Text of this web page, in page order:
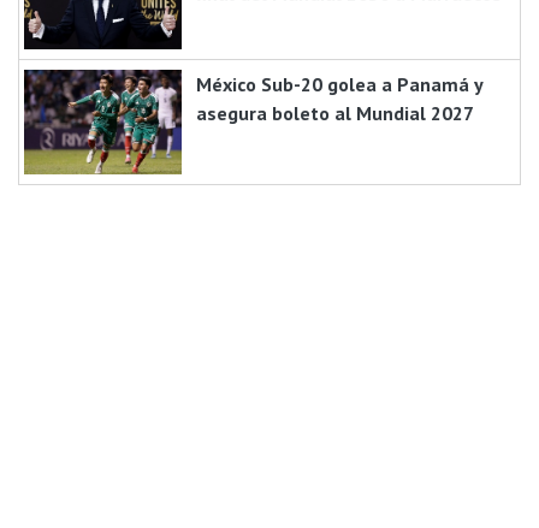
México Sub-20 golea a Panamá y
asegura boleto al Mundial 2027